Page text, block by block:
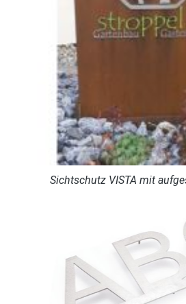
Sichtschutz VISTA mit